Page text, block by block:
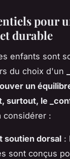
pour
durable
enfants sont
du choix d'un
un
surtout, le
considérer :
soutien dorsal :
sont conçus